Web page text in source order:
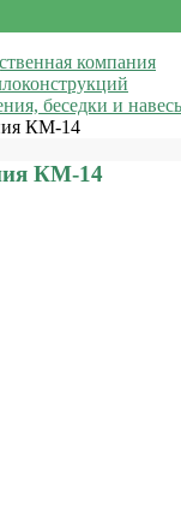
компания
беседки и
КМ-14
КМ-14